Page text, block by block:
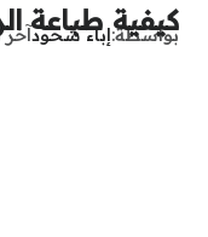
كيفية طباعة
بواسطة إباء شحود